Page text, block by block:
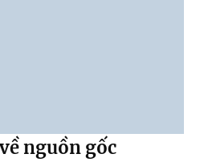
nguồn gốc